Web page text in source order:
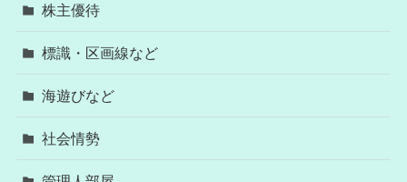
株主優待
標識・区画線など
海遊びなど
社会情勢